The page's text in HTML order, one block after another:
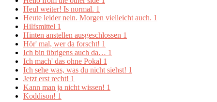
Heul weiter! Is normal. 1
Heute leider nein. Morgen vielleicht auch. 1
Hilfsmittel 1
Hinten anstellen ausgeschlossen 1
Hör' mal, wer da forscht! 1
Ich bin übrigens auch da… 1
Ich mach' das ohne Pokal 1
Ich sehe was, was du nicht siehst! 1
Jetzt erst recht! 1
Kann man ja nicht wissen! 1
Koddison! 1